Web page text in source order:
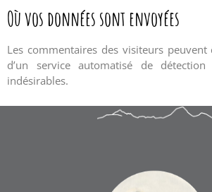
Où vos données sont envoyées
Les commentaires des visiteurs peuvent
d’un service automatisé de détection
indésirables.